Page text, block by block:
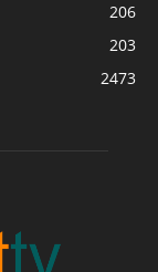
206
203
2473